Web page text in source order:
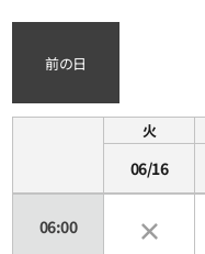
前の日
火
06/16
06:00